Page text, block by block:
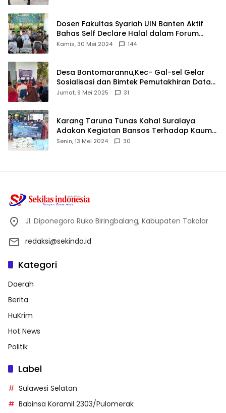
Dosen Fakultas Syariah UIN Banten Aktif
Bahas Self Declare Halal dalam Forum
Ijtima Ulama MUI
Kamis, 30 Mei 2024 144
Desa Bontomarannu,Kec- Gal-sel Gelar
Sosialisasi dan Bimtek Pemutakhiran Data
ID
Jumat, 9 Mei 2025 31
Karang Taruna Tunas Kahal Suralaya
Adakan Kegiatan Bansos Terhadap Kaum
Dhuafa dan Anak Yatim-Piatu
Senin, 13 Mei 2024 30
Jl. Diponegoro Ruko Biringbalang, Kabupaten Takalar
redaksi@sekindo.id
Kategori
Daerah
Berita
HuKrim
Hot News
Politik
Label
Sulawesi Selatan
Babinsa Koramil 2303/Pulomerak